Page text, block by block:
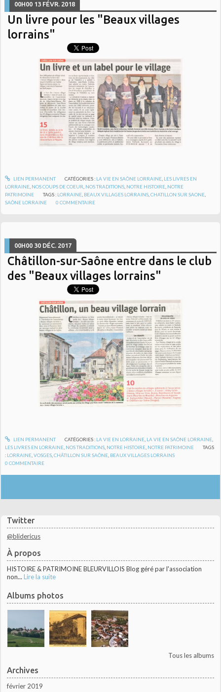
Twitter
@blidericus
À propos
HISTOIRE & PATRIMOINE BLEURVILLOIS Blog géré par l'association
non... Lire la suite
Albums photos
Tous les albums
Archives
février 2019
00H00 13 FÉVR. 2018
Un livre pour les "Beaux villages
lorrains"
LIEN PERMANENT CATÉGORIES : LA VIE EN SAÔNE LORRAINE, LES LIVRES EN
LORRAINE NOS COUPS DE COEUR NOS TRADITIONS NOTRE HISTOIRE NOTRE
PATRIMOINE
TAGS : LORRAINE BEAUX VILLAGES LORRAINS ,CHATILLON SUR SAONE
SAÔNE LORRAINE
0 COMMENTAIRE
00H00 30 DÉC. 2017
Châtillon-sur-Saône entre dans le club
des "Beaux villages lorrains"
LIEN PERMANENT CATÉGORIES : LA VIE EN LORRAINE, LA VIE EN SAÔNE LORRAINE,
LES LIVRES EN LORRAINE NOS TRADITIONS NOTRE HISTOIRE NOTRE PATRIMOINE
TAGS
: LORRAINE ,VOSGES ,CHÂTILLON SUR SAÔNE BEAUX VILLAGES LORRAINS
0 COMMENTAIRE